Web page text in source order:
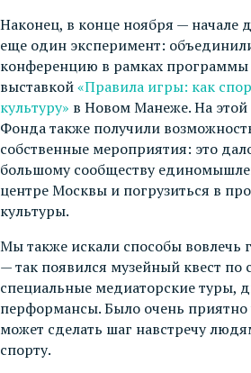
Наконец, в конце ноября — начале
еще один эксперимент:
конференцию в рамках программы
выставкой«Правила игры: как
культуру» в Новом Манеже. На
Фонда также получили
собственные мероприятия: это
большому сообществу
центре Москвы и погрузиться в
культуры.
Мы также искали способы вовлечь
— так появился музейный квест по
специальные медиаторские туры,
перформансы. Было очень приятно
может сделать шаг навстречу
спорту.